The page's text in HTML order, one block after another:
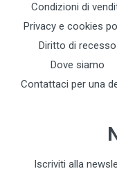
Condizioni di
Privacy e cookies
Diritto di recesso
Dove siamo
Contattaci per una
Iscriviti alla